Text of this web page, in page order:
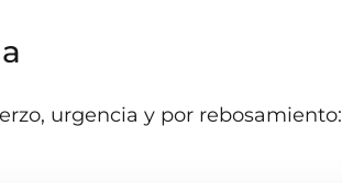
urgencia y por rebosamiento: